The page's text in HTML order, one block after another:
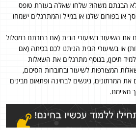
הבנתם משהו? שלחו שאלה בעזרת טופס
או בפורום שלנו או במייל והמתרגלים ישמחו
את השיעור בשיעורי הבית (אם בחרתם במסלול
או בשיעורי הבית הניתנו לכם בכיתה (אם
תיכון), בנוסף מתרגלים את השאלות
המצורפות לשיעור ובחוברות הסיכום,
המרתונים, ניגשים לבחינה ופתאום מבינים
מאיימת.